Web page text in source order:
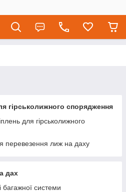
гірськолижного спорядження
для гірськолижного
перевезення лиж на даху
дах
багажної системи